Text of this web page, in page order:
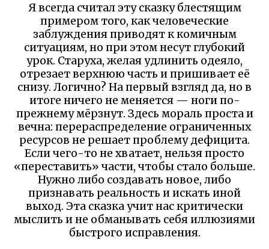
Я всегда считал эту сказку блестящим
примером того, как человеческие
заблуждения приводят к комичным
ситуациям, но при этом несут глубокий
урок. Старуха, желая удлинить одеяло,
отрезает верхнюю часть и пришивает её
снизу. Логично? На первый взгляд да, но в
итоге ничего не меняется — ноги по-
прежнему мёрзнут. Здесь мораль проста и
вечна: перераспределение ограниченных
ресурсов не решает проблему дефицита.
Если чего-то не хватает, нельзя просто
«переставить» части, чтобы стало больше.
Нужно либо создавать новое, либо
признавать реальность и искать иной
выход. Эта сказка учит нас критически
мыслить и не обманывать себя иллюзиями
быстрого исправления.